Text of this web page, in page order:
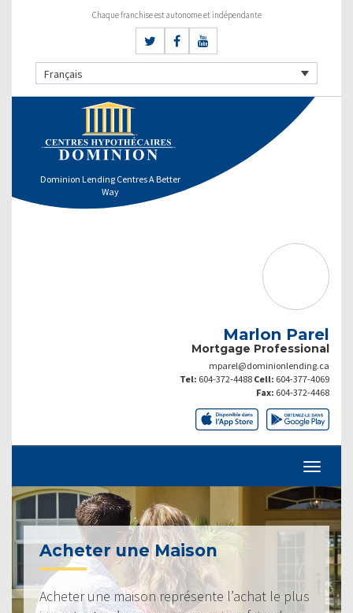
Chaque franchise est autonome et indépendante
Français
Dominion Lending Centres A Better
Way
Marlon Parel
Mortgage Professional
mparel@dominionlending.ca
Tel: 604-372-4488 Cell: 604-377-4069
Fax: 604-372-4468
Acheter une Maison
Acheter une maison représente l’achat le plus